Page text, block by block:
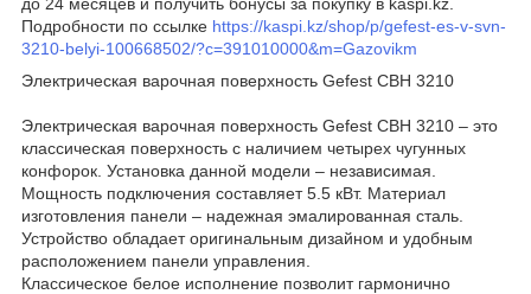
Подробности по ссылке https://kaspi.kz/shop/p/gefest-es-v-svn-
3210-belyi-100668502/?c=391010000&m=Gazovikm
Электрическая варочная поверхность Gefest СВН 3210
Электрическая варочная поверхность Gefest СВН 3210 – это
классическая поверхность с наличием четырех чугунных
конфорок. Установка данной модели – независимая.
Мощность подключения составляет 5.5 кВт. Материал
изготовления панели – надежная эмалированная сталь.
Устройство обладает оригинальным дизайном и удобным
расположением панели управления.
Классическое белое исполнение позволит гармонично